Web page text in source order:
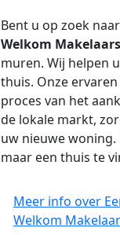
Bent u op zoek
Welkom Makelaars
muren. Wij helpen
thuis. Onze ervaren
proces van het
de lokale markt,
uw nieuwe woning.
maar een thuis te
Meer info over
Welkom